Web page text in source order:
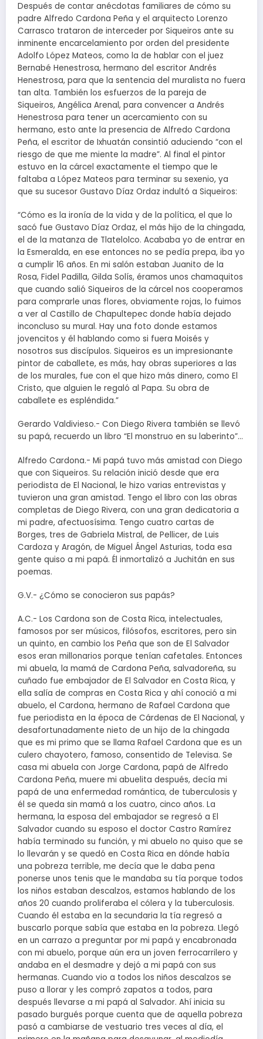
Después de contar anécdotas familiares de cómo su
padre Alfredo Cardona Peña y el arquitecto Lorenzo
Carrasco trataron de interceder por Siqueiros ante su
inminente encarcelamiento por orden del presidente
Adolfo López Mateos, como la de hablar con el juez
Bernabé Henestrosa, hermano del escritor Andrés
Henestrosa, para que la sentencia del muralista no fuera
tan alta. También los esfuerzos de la pareja de
Siqueiros, Angélica Arenal, para convencer a Andrés
Henestrosa para tener un acercamiento con su
hermano, esto ante la presencia de Alfredo Cardona
Peña, el escritor de Ixhuatán consintió aduciendo “con el
riesgo de que me miente la madre”. Al final el pintor
estuvo en la cárcel exactamente el tiempo que le
faltaba a López Mateos para terminar su sexenio, ya
que su sucesor Gustavo Díaz Ordaz indultó a Siqueiros:
“Cómo es la ironía de la vida y de la política, el que lo
sacó fue Gustavo Díaz Ordaz, el más hijo de la chingada,
el de la matanza de Tlatelolco. Acababa yo de entrar en
la Esmeralda, en ese entonces no se pedía prepa, iba yo
a cumplir 16 años. En mi salón estaban Juanito de la
Rosa, Fidel Padilla, Gilda Solís, éramos unos chamaquitos
que cuando salió Siqueiros de la cárcel nos cooperamos
para comprarle unas flores, obviamente rojas, lo fuimos
a ver al Castillo de Chapultepec donde había dejado
inconcluso su mural. Hay una foto donde estamos
jovencitos y él hablando como si fuera Moisés y
nosotros sus discípulos. Siqueiros es un impresionante
pintor de caballete, es más, hay obras superiores a las
de los murales, fue con el que hizo más dinero, como El
Cristo, que alguien le regaló al Papa. Su obra de
caballete es espléndida.”
Gerardo Valdivieso.- Con Diego Rivera también se llevó
su papá, recuerdo un libro “El monstruo en su laberinto”…
Alfredo Cardona.- Mi papá tuvo más amistad con Diego
que con Siqueiros. Su relación inició desde que era
periodista de El Nacional, le hizo varias entrevistas y
tuvieron una gran amistad. Tengo el libro con las obras
completas de Diego Rivera, con una gran dedicatoria a
mi padre, afectuosísima. Tengo cuatro cartas de
Borges, tres de Gabriela Mistral, de Pellicer, de Luis
Cardoza y Aragón, de Miguel Ángel Asturias, toda esa
gente quiso a mi papá. Él inmortalizó a Juchitán en sus
poemas.
G.V.- ¿Cómo se conocieron sus papás?
A.C.- Los Cardona son de Costa Rica, intelectuales,
famosos por ser músicos, filósofos, escritores, pero sin
un quinto, en cambio los Peña que son de El Salvador
esos eran millonarios porque tenían cafetales. Entonces
mi abuela, la mamá de Cardona Peña, salvadoreña, su
cuñado fue embajador de El Salvador en Costa Rica, y
ella salía de compras en Costa Rica y ahí conoció a mi
abuelo, el Cardona, hermano de Rafael Cardona que
fue periodista en la época de Cárdenas de El Nacional, y
desafortunadamente nieto de un hijo de la chingada
que es mi primo que se llama Rafael Cardona que es un
culero chayotero, famoso, consentido de Televisa. Se
casa mi abuela con Jorge Cardona, papá de Alfredo
Cardona Peña, muere mi abuelita después, decía mi
papá de una enfermedad romántica, de tuberculosis y
él se queda sin mamá a los cuatro, cinco años. La
hermana, la esposa del embajador se regresó a El
Salvador cuando su esposo el doctor Castro Ramírez
había terminado su función, y mi abuelo no quiso que se
lo llevarán y se quedó en Costa Rica en dónde había
una pobreza terrible, me decía que le daba pena
ponerse unos tenis que le mandaba su tía porque todos
los niños estaban descalzos, estamos hablando de los
años 20 cuando proliferaba el cólera y la tuberculosis.
Cuando él estaba en la secundaria la tía regresó a
buscarlo porque sabía que estaba en la pobreza. Llegó
en un carrazo a preguntar por mi papá y encabronada
con mi abuelo, porque aún era un joven ferrocarrilero y
andaba en el desmadre y dejó a mi papá con sus
hermanas. Cuando vio a todos los niños descalzos se
puso a llorar y les compró zapatos a todos, para
después llevarse a mi papá al Salvador. Ahí inicia su
pasado burgués porque cuenta que de aquella pobreza
pasó a cambiarse de vestuario tres veces al día, el